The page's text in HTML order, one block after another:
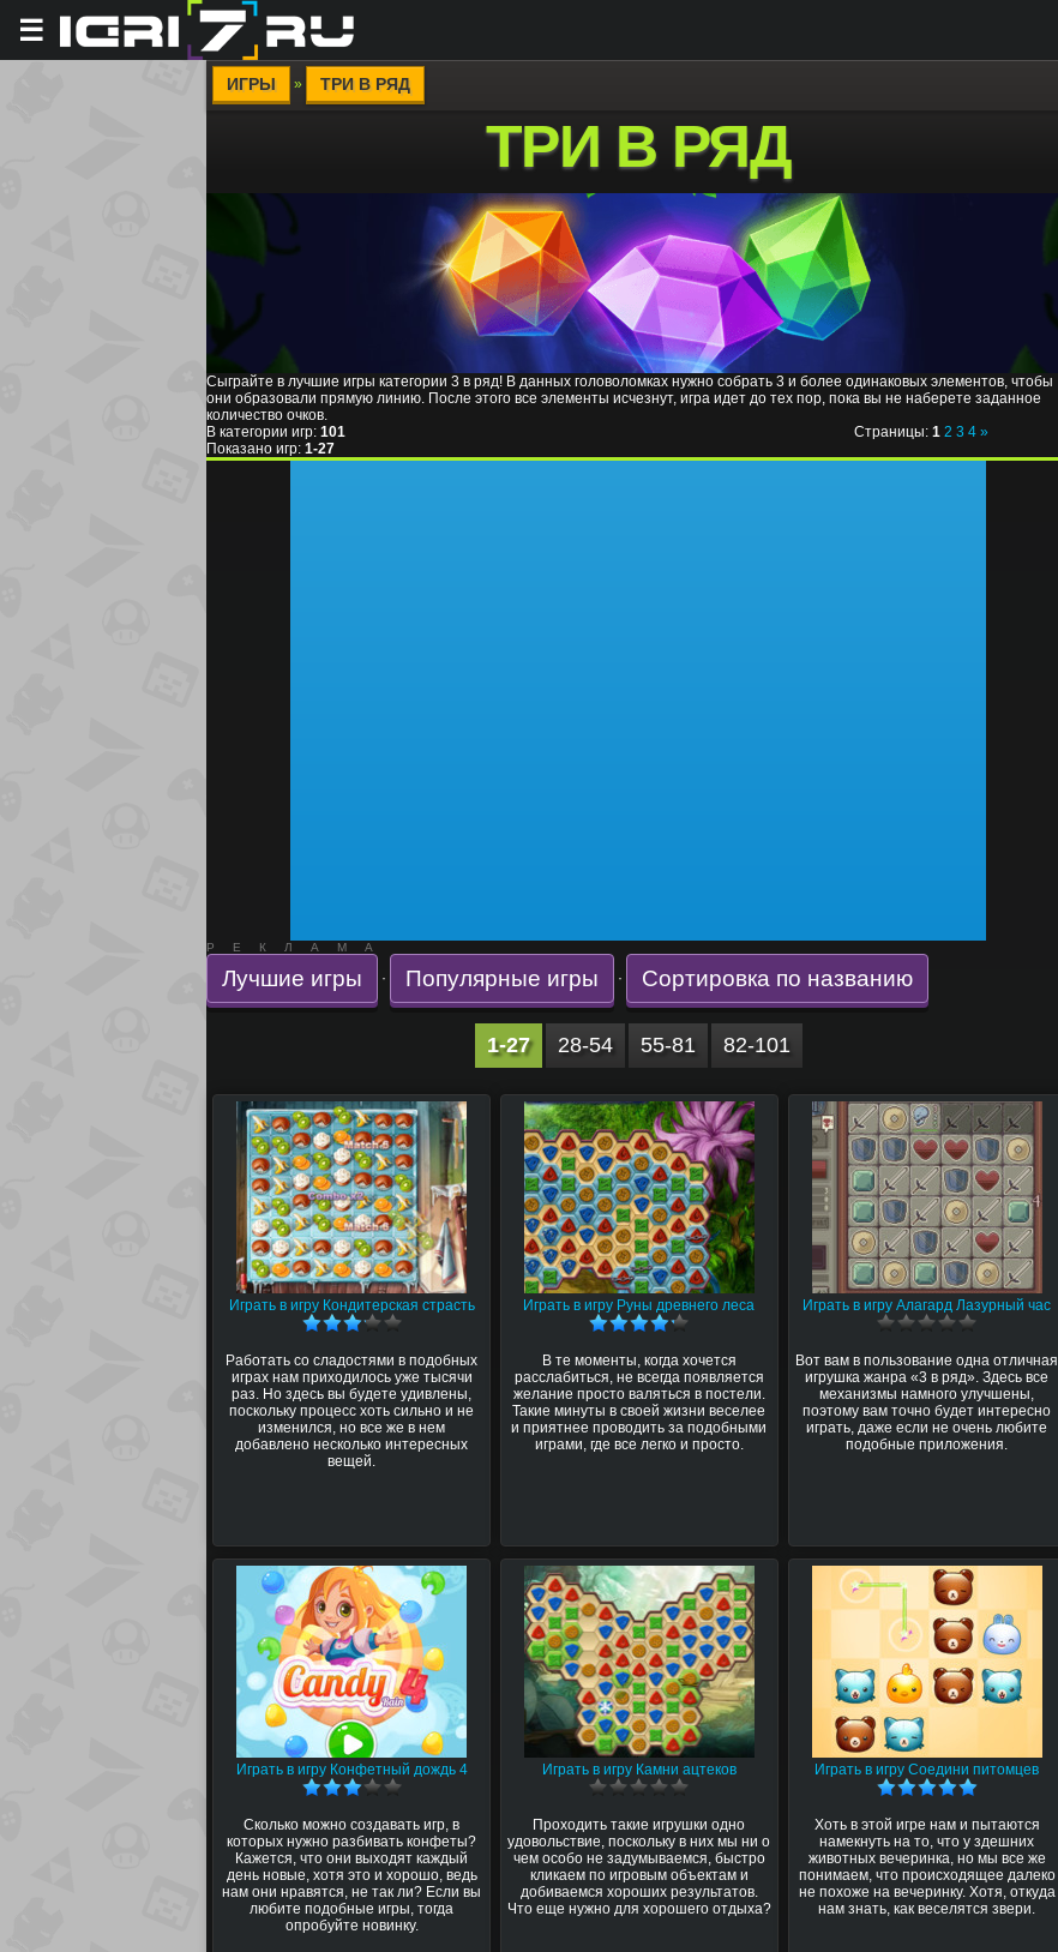
☰
ИГРЫ » ТРИ В РЯД
ТРИ В РЯД
Сыграйте в лучшие игры категории 3 в ряд! В данных головоломках нужно собрать 3 и более одинаковых элементов, чтобы
они образовали прямую линию. После этого все элементы исчезнут, игра идет до тех пор, пока вы не наберете заданное
количество очков.
В категории игр: 101
Показано игр: 1-27
Страницы: 1 2 3 4 »
РЕКЛАМА
Лучшие игры · Популярные игры · Сортировка по названию
1-27 28-54 55-81 82-101
Играть в игру Кондитерская страсть
Работать со сладостями в подобных
играх нам приходилось уже тысячи
раз. Но здесь вы будете удивлены,
поскольку процесс хоть сильно и не
изменился, но все же в нем
добавлено несколько интересных
вещей.
Играть в игру Руны древнего леса
В те моменты, когда хочется
расслабиться, не всегда появляется
желание просто валяться в постели.
Такие минуты в своей жизни веселее
и приятнее проводить за подобными
играми, где все легко и просто.
Играть в игру Алагард Лазурный час
Вот вам в пользование одна отличная
игрушка жанра «3 в ряд». Здесь все
механизмы намного улучшены,
поэтому вам точно будет интересно
играть, даже если не очень любите
подобные приложения.
Играть в игру Конфетный дождь 4
Сколько можно создавать игр, в
которых нужно разбивать конфеты?
Кажется, что они выходят каждый
день новые, хотя это и хорошо, ведь
нам они нравятся, не так ли? Если вы
любите подобные игры, тогда
опробуйте новинку.
Играть в игру Камни ацтеков
Проходить такие игрушки одно
удовольствие, поскольку в них мы ни о
чем особо не задумываемся, быстро
кликаем по игровым объектам и
добиваемся хороших результатов.
Что еще нужно для хорошего отдыха?
Играть в игру Соедини питомцев
Хоть в этой игре нам и пытаются
намекнуть на то, что у здешних
животных вечеринка, но мы все же
понимаем, что происходящее далеко
не похоже на вечеринку. Хотя, откуда
нам знать, как веселятся звери.